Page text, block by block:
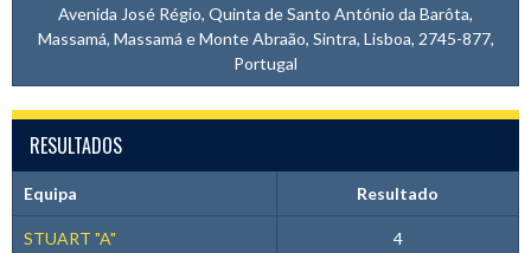
Avenida José Régio, Quinta de Santo António da Barôta,
Massamá, Massamá e Monte Abraão, Sintra, Lisboa, 2745-877,
Portugal
RESULTADOS
Equipa Resultado
STUART "A" 4